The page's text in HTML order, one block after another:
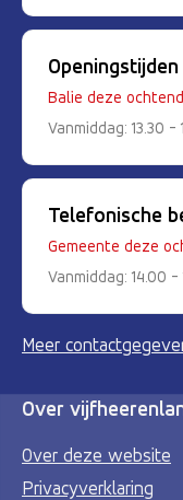
Balie deze
Vanmiddag: 13.30 -
Telefonische
Gemeente deze
Vanmiddag: 14.00 -
Meer
Over
Over deze website
Privacyverklaring